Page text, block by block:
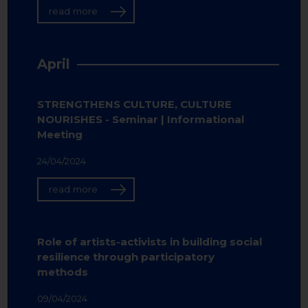
read more
April
STRENGTHENS CULTURE, CULTURE
NOURISHES - Seminar | Informational
Meeting
24/04/2024
read more
Role of artists-activists in building social
resilience through participatory
methods
09/04/2024